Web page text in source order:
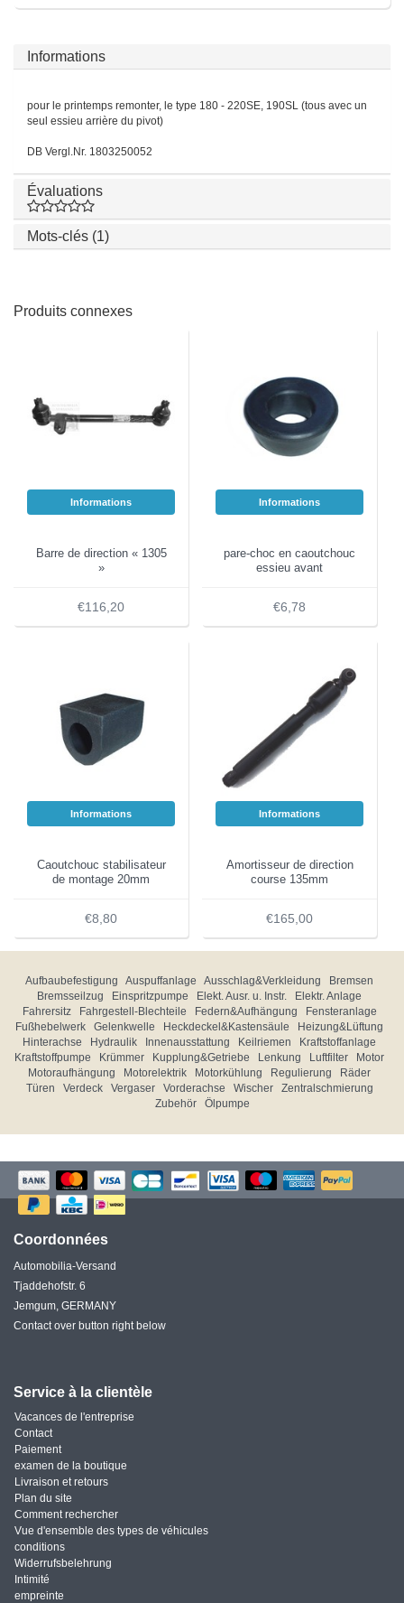
Informations
pour le printemps remonter, le type 180 - 220SE, 190SL (tous avec un
seul essieu arrière du pivot)
DB Vergl.Nr. 1803250052
Évaluations
Mots-clés (1)
Produits connexes
Informations
Barre de direction « 1305
»
€116,20
Informations
pare-choc en caoutchouc
essieu avant
€6,78
Informations
Caoutchouc stabilisateur
de montage 20mm
€8,80
Informations
Amortisseur de direction
course 135mm
€165,00
Aufbaubefestigung Auspuffanlage Ausschlag&Verkleidung
Bremsen
Bremsseilzug
Einspritzpumpe Elekt. Ausr. u. Instr.
Elektr. Anlage
Fahrersitz
Fahrgestell-Blechteile Federn&Aufhängung
Fensteranlage
Fußhebelwerk
Gelenkwelle Heckdeckel&Kastensäule
Heizung&Lüftung
Hinterachse
Hydraulik Innenausstattung Keilriemen
Kraftstoffanlage
Kraftstoffpumpe
Krümmer Kupplung&Getriebe Lenkung Luftfilter
Motor
Motoraufhängung
Motorelektrik Motorkühlung Regulierung
Räder
Türen
Verdeck Vergaser Vorderachse Wischer
Zentralschmierung
Zubehör
Ölpumpe
Coordonnées
Automobilia-Versand
Tjaddehofstr. 6
Jemgum, GERMANY
Contact over button right below
Service à la clientèle
Vacances de l'entreprise
Contact
Paiement
examen de la boutique
Livraison et retours
Plan du site
Comment rechercher
Vue d'ensemble des types de véhicules
conditions
Widerrufsbelehrung
Intimité
empreinte